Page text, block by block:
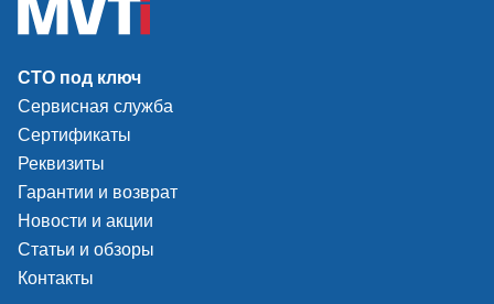
СТО под ключ
Сервисная служба
Сертификаты
Реквизиты
Гарантии и возврат
Новости и акции
Статьи и обзоры
Контакты